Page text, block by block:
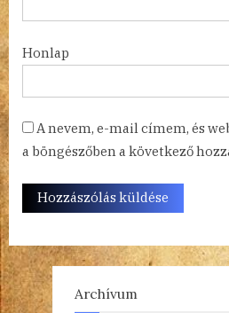
Honlap
A nevem, e-mail címem, és
a böngészőben a következő
Archívum